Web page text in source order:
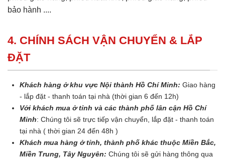
bảo hành ....
4. CHÍNH SÁCH VẬN CHUYỂN & LẮP
ĐẶT
Khách hàng ở khu vực Nội thành Hồ Chí Minh: Giao hàng
- lắp đặt - thanh toán tại nhà (thời gian 6 đến 12h)
Với khách mua ở tỉnh và các thành phố lân cận Hồ Chí
Minh: Chúng tôi sẽ trực tiếp vận chuyển, lắp đặt - thanh toán
tại nhà ( thời gian 24 đến 48h )
Khách mua hàng ở tỉnh, thành phố khác thuộc Miền Bắc,
Miền Trung, Tây Nguyên: Chúng tôi sẽ gửi hàng thông qua